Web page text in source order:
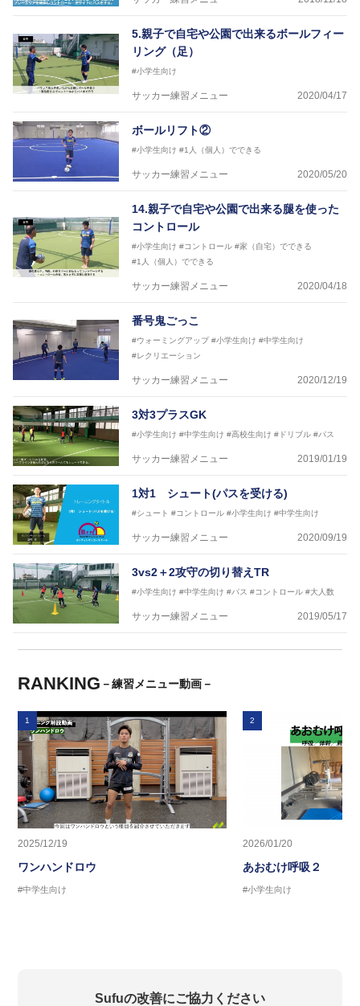
5.親子で自宅や公園で出来るボールフィー
リング（足）
#小学生向け
サッカー練習メニュー 2020/04/17
ボールリフト②
#小学生向け #1人（個人）でできる
サッカー練習メニュー 2020/05/20
14.親子で自宅や公園で出来る腿を使った
コントロール
#小学生向け #コントロール #家（自宅）でできる
#1人（個人）でできる
サッカー練習メニュー 2020/04/18
番号鬼ごっこ
#ウォーミングアップ #小学生向け #中学生向け
#レクリエーション
サッカー練習メニュー 2020/12/19
3対3プラスGK
#小学生向け #中学生向け #高校生向け #ドリブル #パス
サッカー練習メニュー 2019/01/19
1対1 シュート(パスを受ける)
#シュート #コントロール #小学生向け #中学生向け
サッカー練習メニュー 2020/09/19
3vs2＋2攻守の切り替えTR
#小学生向け #中学生向け #パス #コントロール #大人数
サッカー練習メニュー 2019/05/17
RANKING －練習メニュー動画－
1
2025/12/19
ワンハンドロウ
#中学生向け
2
2026/01/20
あおむけ呼吸２
#小学生向け
Sufuの改善にご協力ください